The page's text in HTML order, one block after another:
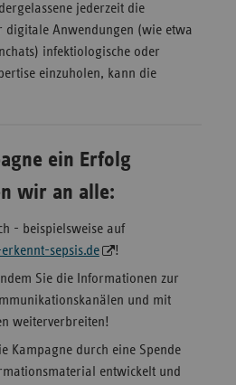
jederzeit die
digitale Anwendungen (wie etwa
infektiologische oder
einzuholen, kann die
ein Erfolg
wir an alle:
- beispielsweise auf
sepsis.de
!
Sie die Informationen zur
und mit
weiterverbreiten!
Kampagne durch eine Spende
entwickelt und